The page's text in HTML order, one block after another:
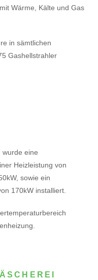
Wärme, Kälte und Gas
in sämtlichen
Gashellstrahler
wurde eine
Heizleistung von
sowie ein
170kW installiert.